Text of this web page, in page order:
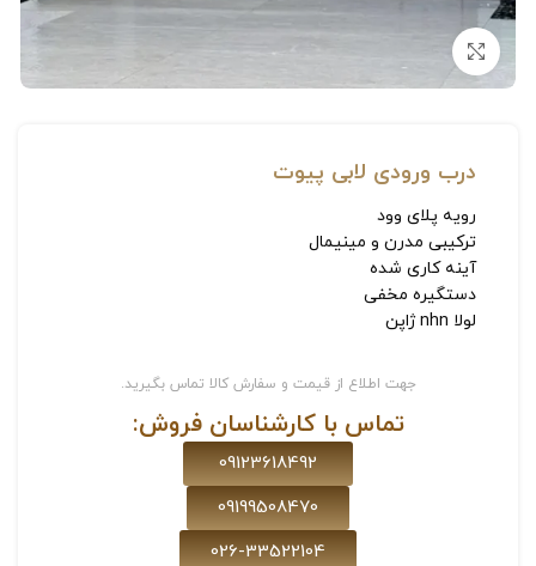
درب ورودی لابی پیوت
رویه پلای وود
ترکیبی مدرن و مینیمال
آینه کاری شده
دستگیره مخفی
لولا nhn ژاپن
جهت اطلاع از قیمت و سفارش کالا تماس بگیرید.
تماس با کارشناسان فروش:
09123618492
09199508470
026-33522104